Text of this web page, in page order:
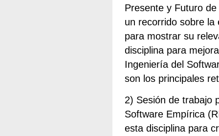
Presente y Futuro
un recorrido sobre
para mostrar su
disciplina para
Ingeniería del
son los principales
2) Sesión de trabajo
Software Empírica
esta disciplina para